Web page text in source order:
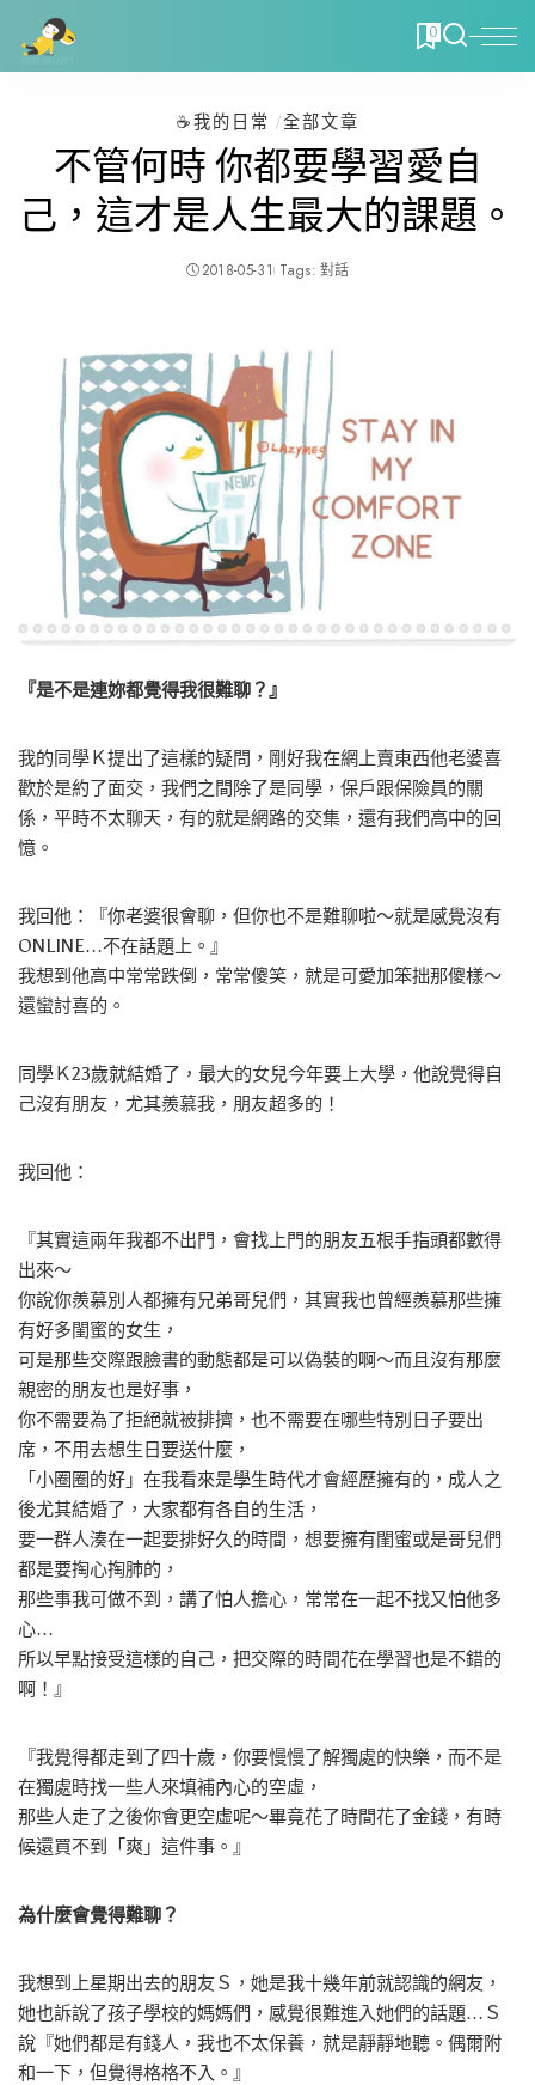
0
☕️我的日常 全部文章
不管何時 你都要學習愛自
己，這才是人生最大的課題。
2018-05-31 Tags: 對話
『是不是連妳都覺得我很難聊？』
我的同學Ｋ提出了這樣的疑問，剛好我在網上賣東西他老婆喜
歡於是約了面交，我們之間除了是同學，保戶跟保險員的關
係，平時不太聊天，有的就是網路的交集，還有我們高中的回
憶。
我回他：『你老婆很會聊，但你也不是難聊啦～就是感覺沒有
ONLINE…不在話題上。』
我想到他高中常常跌倒，常常傻笑，就是可愛加笨拙那傻樣～
還蠻討喜的。
同學Ｋ23歲就結婚了，最大的女兒今年要上大學，他說覺得自
己沒有朋友，尤其羨慕我，朋友超多的！
我回他：
『其實這兩年我都不出門，會找上門的朋友五根手指頭都數得
出來～
你說你羨慕別人都擁有兄弟哥兒們，其實我也曾經羨慕那些擁
有好多閨蜜的女生，
可是那些交際跟臉書的動態都是可以偽裝的啊～而且沒有那麼
親密的朋友也是好事，
你不需要為了拒絕就被排擠，也不需要在哪些特別日子要出
席，不用去想生日要送什麼，
「小圈圈的好」在我看來是學生時代才會經歷擁有的，成人之
後尤其結婚了，大家都有各自的生活，
要一群人湊在一起要排好久的時間，想要擁有閨蜜或是哥兒們
都是要掏心掏肺的，
那些事我可做不到，講了怕人擔心，常常在一起不找又怕他多
心…
所以早點接受這樣的自己，把交際的時間花在學習也是不錯的
啊！』
『我覺得都走到了四十歲，你要慢慢了解獨處的快樂，而不是
在獨處時找一些人來填補內心的空虛，
那些人走了之後你會更空虛呢～畢竟花了時間花了金錢，有時
候還買不到「爽」這件事。』
為什麼會覺得難聊？
我想到上星期出去的朋友Ｓ，她是我十幾年前就認識的網友，
她也訴說了孩子學校的媽媽們，感覺很難進入她們的話題…Ｓ
說『她們都是有錢人，我也不太保養，就是靜靜地聽。偶爾附
和一下，但覺得格格不入。』